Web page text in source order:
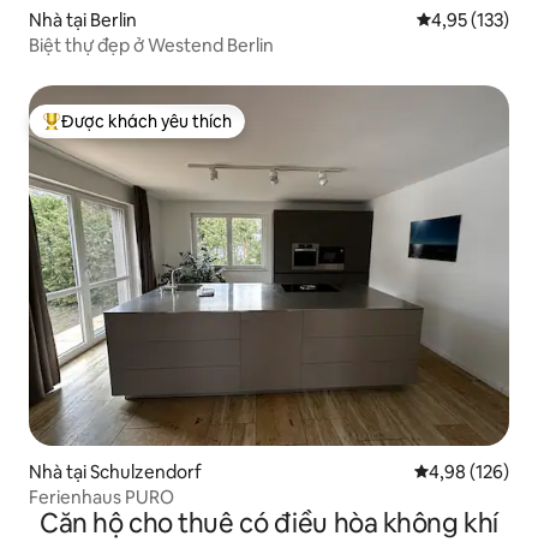
Nhà tại Berlin Xếp hạng
4,95 (133)
Biệt thự đẹp ở Westend Berlin
Được khách yêu thích nhất
Được khách yêu thích
Nhà tại Schulzendorf Xếp hạng
4,98 (126)
Ferienhaus PURO
Căn hộ cho thuê có điều hòa không khí